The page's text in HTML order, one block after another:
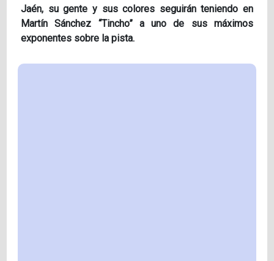
Jaén, su gente y sus colores seguirán teniendo en
Martín Sánchez “Tincho” a uno de sus máximos
exponentes sobre la pista.